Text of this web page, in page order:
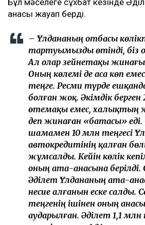
анасы жауап берді.
тартуымызды өтінді, біз
Ал олар зейнетақы
Оның көлемі де аса көп
теңге. Ресми түрде
болған жоқ. Әкімдік берген
өтемақы емес, халықтың
деп жинаған «батасы»
шамамен 10 млн теңгесі
автокредитінің қалған
жұмсалды. Кейін көлік
оның ата-анасына
Әділет Ұлдананың ата-
несие алғанын еске салды.
теңгенің ішінен оның
аударылған. Әділет 1,1
әпкесіне тағы 1,34 млн